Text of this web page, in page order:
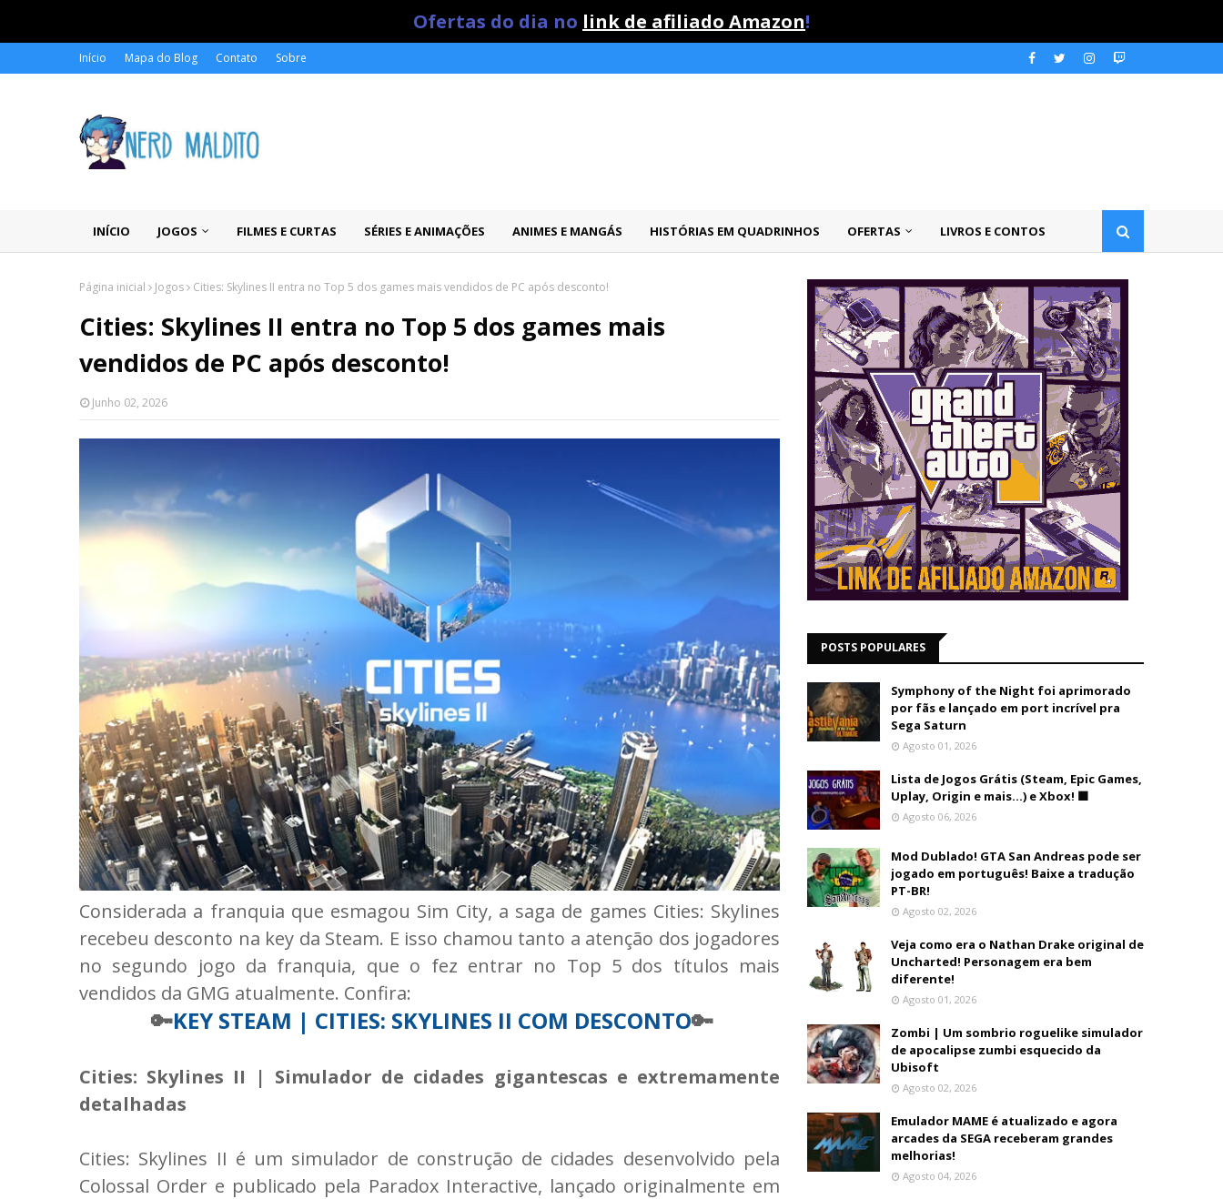
Ofertas do dia no link de afiliado Amazon!
Início Mapa do Blog Contato Sobre
INÍCIO JOGOS FILMES E CURTAS SÉRIES E ANIMAÇÕES ANIMES E MANGÁS HISTÓRIAS EM QUADRINHOS OFERTAS LIVROS E CONTOS
Página inicial Jogos Cities: Skylines II entra no Top 5 dos games mais vendidos de PC após desconto!
Cities: Skylines II entra no Top 5 dos games mais
vendidos de PC após desconto!
Junho 02, 2026
Considerada a franquia que esmagou Sim City, a saga de games Cities: Skylines
recebeu desconto na key da Steam. E isso chamou tanto a atenção dos jogadores
no segundo jogo da franquia, que o fez entrar no Top 5 dos títulos mais
vendidos da GMG atualmente. Confira:
🔑KEY STEAM | CITIES: SKYLINES II COM DESCONTO🔑
Cities: Skylines II | Simulador de cidades gigantescas e extremamente
detalhadas
Cities: Skylines II é um simulador de construção de cidades desenvolvido pela
Colossal Order e publicado pela Paradox Interactive, lançado originalmente em
POSTS POPULARES
Symphony of the Night foi aprimorado
por fãs e lançado em port incrível pra
Sega Saturn
Agosto 01, 2026
Lista de Jogos Grátis (Steam, Epic Games,
Uplay, Origin e mais...) e Xbox! 🟩
Agosto 06, 2026
Mod Dublado! GTA San Andreas pode ser
jogado em português! Baixe a tradução
PT-BR!
Agosto 02, 2026
Veja como era o Nathan Drake original de
Uncharted! Personagem era bem
diferente!
Agosto 01, 2026
Zombi | Um sombrio roguelike simulador
de apocalipse zumbi esquecido da
Ubisoft
Agosto 02, 2026
Emulador MAME é atualizado e agora
arcades da SEGA receberam grandes
melhorias!
Agosto 04, 2026